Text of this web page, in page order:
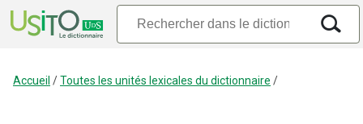
Accueil /Toutes les unités lexicales du dictionnaire /